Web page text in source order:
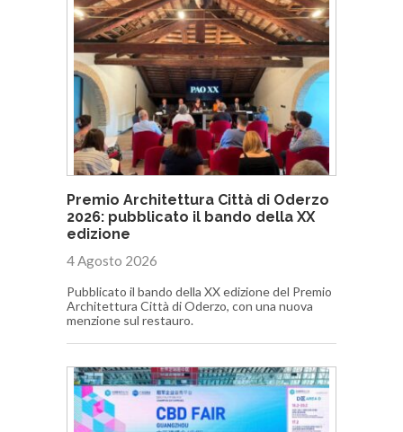
Premio Architettura Città di Oderzo
2026: pubblicato il bando della XX
edizione
4 Agosto 2026
Pubblicato il bando della XX edizione del Premio
Architettura Città di Oderzo, con una nuova
menzione sul restauro.